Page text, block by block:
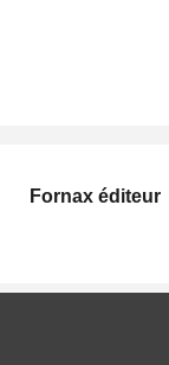
Fornax éditeur